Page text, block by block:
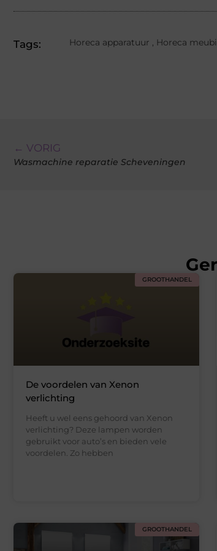
Tags: Horeca apparatuur Horeca
← VORIG
Wasmachine reparatie Scheveningen
GROOTHANDEL
De voordelen van Xenon
verlichting
Heeft u wel eens gehoord van Xenon
verlichting? Deze lampen worden
gebruikt voor auto’s en bieden vele
voordelen. Zo hebben
GROOTHANDEL